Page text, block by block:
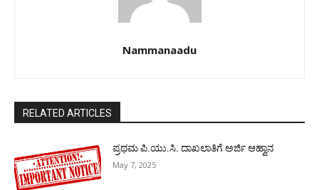
Nammanaadu
RELATED ARTICLES
ಪ್ರಥಮ ಪಿ.ಯು.ಸಿ. ದಾಖಲಾತಿಗೆ ಅರ್ಜಿ ಆಹ್ವಾನ
May 7, 2025